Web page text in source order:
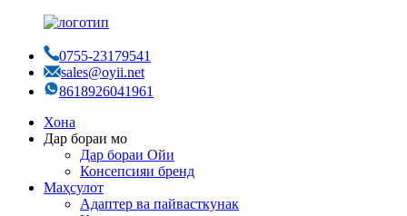
0755-23179541
sales@oyii.net
8618926041961
Хона
Дар бораи мо
Дар бораи Ойи
Консепсияи бренд
Маҳсулот
Адаптер ва пайвасткунак